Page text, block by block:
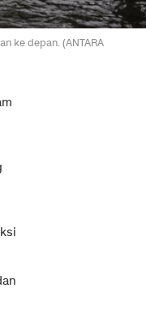
ke depan. (ANTARA